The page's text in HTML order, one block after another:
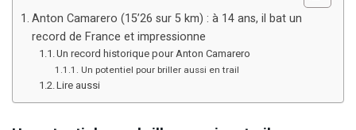
Anton Camarero (15’26 sur 5 km) : à 14 ans, il bat un
record de France et impressionne
Un record historique pour Anton Camarero
Un potentiel pour briller aussi en trail
Lire aussi